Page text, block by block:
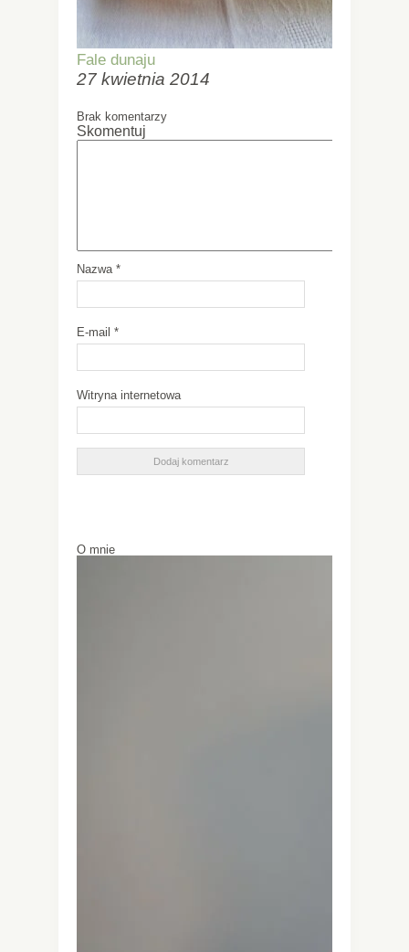
Fale dunaju
27 kwietnia 2014
Brak komentarzy
Skomentuj
Nazwa *
E-mail *
Witryna internetowa
O mnie